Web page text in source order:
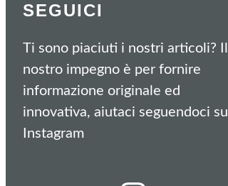
SEGUICI
Ti sono piaciuti i nostri articoli? Il
nostro impegno è per fornire
informazione originale ed
innovativa, aiutaci seguendoci su
Instagram